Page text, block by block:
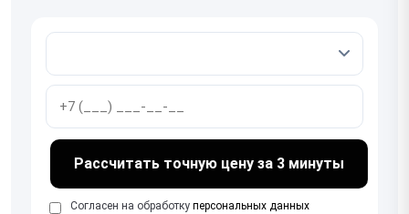
Рассчитать точную цену за 3 минуты
Согласен на обработку персональных данных